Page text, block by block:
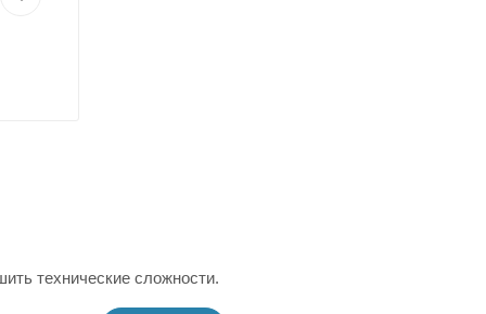
технические сложности.